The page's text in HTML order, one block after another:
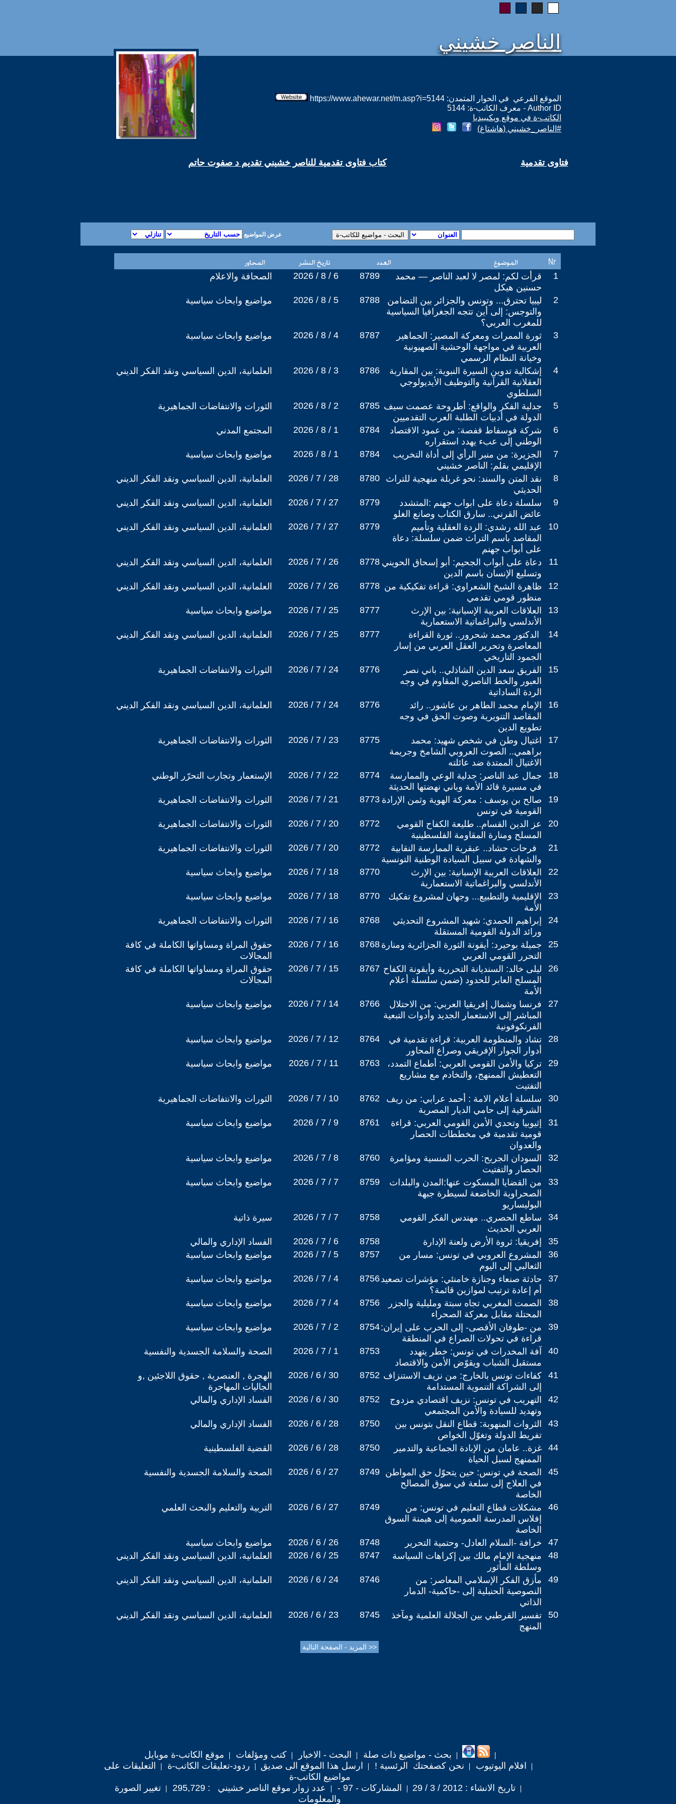
الناصر خشيني
الموقع الفرعي في الحوار المتمدن: https://www.ahewar.net/m.asp?i=5144
Author ID - معرف الكاتب-ة: 5144
الكاتب-ة في موقع ويكيبيديا
#الناصر_خشيني (هاشتاغ)
كتاب فتاوى تقدمية للناصر خشيني تقديم د صفوت حاتم فتاوى تقدمية
عرض المواضيع
الصحافة والاعلام 2026 / 8 / 6 8789
قرأت لكم: لمصر لا لعبد الناصر — محمد
حسنين هيكل
1
مواضيع وابحاث سياسية 2026 / 8 / 5 8788
ليبيا تحترق... وتونس والجزائر بين التضامن
والتوجس: إلى أين تتجه الجغرافيا السياسية
للمغرب العربي؟
2
مواضيع وابحاث سياسية 2026 / 8 / 4 8787
ثورة الممرات ومعركة المصير: الجماهير
العربية في مواجهة الوحشية الصهيونية
وخيانة النظام الرسمي
3
العلمانية، الدين السياسي ونقد الفكر الديني 2026 / 8 / 3 8786
إشكالية تدوين السيرة النبوية: بين المقاربة
العقلانية القرآنية والتوظيف الأيديولوجي
السلطوي
4
الثورات والانتفاضات الجماهيرية 2026 / 8 / 2 8785 جدلية الفكر والواقع: أطروحة عصمت سيف
الدولة في أدبيات الطلبة العرب التقدميين
5
المجتمع المدني 2026 / 8 / 1 8784
شركة فوسفاط قفصة: من عمود الاقتصاد
الوطني إلى عبء يهدد استقراره
6
مواضيع وابحاث سياسية 2026 / 8 / 1 8784
الجزيرة: من منبر الرأي إلى أداة التخريب
الإقليمي بقلم: الناصر خشيني
7
العلمانية، الدين السياسي ونقد الفكر الديني 2026 / 7 / 28 8780
نقد المتن والسند: نحو غربلة منهجية للتراث
الحديثي
8
العلمانية، الدين السياسي ونقد الفكر الديني 2026 / 7 / 27 8779
سلسلة دعاة على ابواب جهنم :المتشدد
عائض القرني.. سارق الكتاب وصانع الغلو
9
العلمانية، الدين السياسي ونقد الفكر الديني 2026 / 7 / 27 8779
عبد الله رشدي: الردة العقلية وتأميم
المقاصد باسم التراث ضمن سلسلة: دعاة
على أبواب جهنم
10
العلمانية، الدين السياسي ونقد الفكر الديني 2026 / 7 / 26 8778 دعاة على أبواب الجحيم: أبو إسحاق الحويني
وتسليع الإنسان باسم الدين
11
العلمانية، الدين السياسي ونقد الفكر الديني 2026 / 7 / 26 8778 ظاهرة الشيخ الشعراوي: قراءة تفكيكية من
منظور قومي تقدمي
12
مواضيع وابحاث سياسية 2026 / 7 / 25 8777
العلاقات العربية الإسبانية: بين الإرث
الأندلسي والبراغماتية الاستعمارية
13
العلمانية، الدين السياسي ونقد الفكر الديني 2026 / 7 / 25 8777
الدكتور محمد شحرور.. ثورة القراءة
المعاصرة وتحرير العقل العربي من إسار
الجمود التاريخي
14
الثورات والانتفاضات الجماهيرية 2026 / 7 / 24 8776
الفريق سعد الدين الشاذلي.. باني نصر
العبور والخط الناصري المقاوم في وجه
الردة الساداتية
15
العلمانية، الدين السياسي ونقد الفكر الديني 2026 / 7 / 24 8776
الإمام محمد الطاهر بن عاشور.. رائد
المقاصد التنويرية وصوت الحق في وجه
تطويع الدين
16
الثورات والانتفاضات الجماهيرية 2026 / 7 / 23 8775
اغتيال وطن في شخص شهيد: محمد
براهمي.. الصوت العروبي الشامخ وجريمة
الاغتيال الممتدة ضد عائلته
17
الإستعمار وتجارب التحرّر الوطني 2026 / 7 / 22 8774
جمال عبد الناصر: جدلية الوعي والممارسة
في مسيرة قائد الأمة وباني نهضتها الحديثة
18
الثورات والانتفاضات الجماهيرية 2026 / 7 / 21 8773 صالح بن يوسف : معركة الهوية وثمن الإرادة
القومية في تونس
19
الثورات والانتفاضات الجماهيرية 2026 / 7 / 20 8772
عز الدين القسام.. طليعة الكفاح القومي
المسلح ومنارة المقاومة الفلسطينية
20
الثورات والانتفاضات الجماهيرية 2026 / 7 / 20 8772
فرحات حشاد.. عبقرية الممارسة النقابية
والشهادة في سبيل السيادة الوطنية التونسية
21
مواضيع وابحاث سياسية 2026 / 7 / 18 8770
العلاقات العربية الإسبانية: بين الإرث
الأندلسي والبراغماتية الاستعمارية ​
22
مواضيع وابحاث سياسية 2026 / 7 / 18 8770
الإقليمية والتطبيع... وجهان لمشروع تفكيك
الأمة
23
الثورات والانتفاضات الجماهيرية 2026 / 7 / 16 8768
إبراهيم الحمدي: شهيد المشروع التحديثي
ورائد الدولة القومية المستقلة
24
حقوق المراة ومساواتها الكاملة في كافة
المجالات
2026 / 7 / 16 8768 جميلة بوحيرد: أيقونة الثورة الجزائرية ومنارة
التحرر القومي العربي
25
حقوق المراة ومساواتها الكاملة في كافة
المجالات
2026 / 7 / 15 8767 ليلى خالد: السنديانة التحررية وأيقونة الكفاح
المسلح العابر للحدود (ضمن سلسلة أعلام
الأمة
26
مواضيع وابحاث سياسية 2026 / 7 / 14 8766
​فرنسا وشمال إفريقيا العربي: من الاحتلال
المباشر إلى الاستعمار الجديد وأدوات التبعية
الفرنكوفونية
27
مواضيع وابحاث سياسية 2026 / 7 / 12 8764
تشاد والمنظومة العربية: قراءة تقدمية في
أدوار الجوار الإفريقي وصراع المحاور
28
مواضيع وابحاث سياسية 2026 / 7 / 11 8763
تركيا والأمن القومي العربي: أطماع التمدد،
التعطيش الممنهج، والتخادم مع مشاريع
التفتيت ​
29
الثورات والانتفاضات الجماهيرية 2026 / 7 / 10 8762
سلسلة أعلام الامة : ​أحمد عرابي: من ريف
الشرقية إلى حامي الديار المصرية ​
30
مواضيع وابحاث سياسية 2026 / 7 / 9 8761
​إثيوبيا وتحدي الأمن القومي العربي: قراءة
قومية تقدمية في مخططات الحصار
والعدوان ​
31
مواضيع وابحاث سياسية 2026 / 7 / 8 8760
السودان الجريح: الحرب المنسية ومؤامرة
الحصار والتفتيت
32
مواضيع وابحاث سياسية 2026 / 7 / 7 8759
من القضايا المسكوت عنها:المدن والبلدات
الصحراوية الخاضعة لسيطرة جبهة
البوليساريو
33
سيرة ذاتية 2026 / 7 / 7 8758
ساطع الحصري.. مهندس الفكر القومي
العربي الحديث ​
34
الفساد الإداري والمالي 2026 / 7 / 6 8758 إفريقيا: ثروة الأرض ولعنة الإدارة
35
مواضيع وابحاث سياسية
2026 / 7 / 5 8757
المشروع العروبي في تونس: مسار من
الثعالبي إلى اليوم
36
مواضيع وابحاث سياسية 2026 / 7 / 4 8756حادثة صنعاء وجنازة خامنئي: مؤشرات تصعيد
أم إعادة ترتيب لموازين قائمة؟
37
مواضيع وابحاث سياسية 2026 / 7 / 4 8756
الصمت المغربي تجاه سبتة ومليلية والجزر
المحتلة مقابل معركة الصحراء
38
مواضيع وابحاث سياسية 2026 / 7 / 2 8754من -طوفان الأقصى- إلى الحرب على إيران:
قراءة في تحولات الصراع في المنطقة
39
الصحة والسلامة الجسدية والنفسية 2026 / 7 / 1 8753
آفة المخدرات في تونس: خطر يتهدد
مستقبل الشباب ويقوّض الأمن والاقتصاد
40
الهجرة , العنصرية , حقوق اللاجئين ,و
الجاليات المهاجرة
2026 / 6 / 30 8752 كفاءات تونس بالخارج: من نزيف الاستنزاف
إلى الشراكة التنموية المستدامة ​
41
الفساد الإداري والمالي 2026 / 6 / 30 8752
التهريب في تونس: نزيف اقتصادي مزدوج
وتهديد للسيادة والأمن المجتمعي
42
الفساد الإداري والمالي 2026 / 6 / 28 8750
الثروات المنهوبة: قطاع النقل بتونس بين
تفريط الدولة وتغوّل الخواص
43
القضية الفلسطينية 2026 / 6 / 28 8750
غزة.. عامان من الإبادة الجماعية والتدمير
الممنهج لسبل الحياة
44
الصحة والسلامة الجسدية والنفسية 2026 / 6 / 27 8749 الصحة في تونس: حين يتحوّل حق المواطن
في العلاج إلى سلعة في سوق المصالح
الخاصة
45
التربية والتعليم والبحث العلمي 2026 / 6 / 27 8749
مشكلات قطاع التعليم في تونس: من
إفلاس المدرسة العمومية إلى هيمنة السوق
الخاصة
46
مواضيع وابحاث سياسية 2026 / 6 / 26 8748 خرافة -السلام العادل- وحتمية التحرير
47
العلمانية، الدين السياسي ونقد الفكر الديني
2026 / 6 / 25 8747
منهجية الإمام مالك بين إكراهات السياسة
وسلطة المأثور
48
العلمانية، الدين السياسي ونقد الفكر الديني 2026 / 6 / 24 8746
مأزق الفكر الإسلامي المعاصر: من
النصوصية الحنبلية إلى -حاكمية- الدمار
الذاتي
49
العلمانية، الدين السياسي ونقد الفكر الديني 2026 / 6 / 23 8745
تفسير القرطبي بين الجلالة العلمية ومآخذ
المنهج
50
بحث - مواضيع ذات صلة البحث - الاخبار كتب ومؤلفات
موقع الكاتب-ة موبايل
افلام اليوتيوب
نحن كصفحتك الرئسية ! ارسل هذا الموقع الى صديق ردود-تعليقات الكاتب-ة
التعليقات على
مواضيع الكاتب-ة
تاريخ الانشاء : 2012 / 3 / 29
المشاركات - 97 - عدد زوار موقع الناصر خشيني : 295,729
تغيير الصورة
والمعلومات